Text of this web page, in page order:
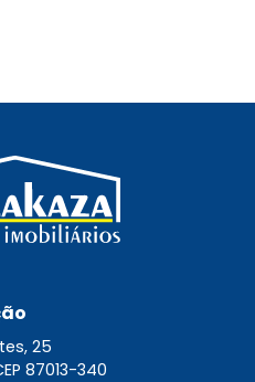
25
87013-340